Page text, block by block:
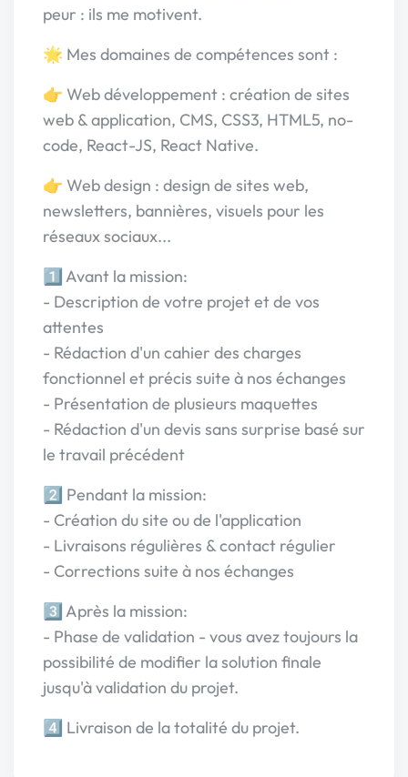
peur : ils me motivent.
🌟 Mes domaines de compétences sont :
👉 Web développement : création de sites
web & application, CMS, CSS3, HTML5, no-
code, React-JS, React Native.
👉 Web design : design de sites web,
newsletters, bannières, visuels pour les
réseaux sociaux...
1️⃣ Avant la mission:
- Description de votre projet et de vos
attentes
- Rédaction d'un cahier des charges
fonctionnel et précis suite à nos échanges
- Présentation de plusieurs maquettes
- Rédaction d'un devis sans surprise basé sur
le travail précédent
2️⃣ Pendant la mission:
- Création du site ou de l'application
- Livraisons régulières & contact régulier
- Corrections suite à nos échanges
3️⃣ Après la mission:
- Phase de validation - vous avez toujours la
possibilité de modifier la solution finale
jusqu'à validation du projet.
4️⃣ Livraison de la totalité du projet.